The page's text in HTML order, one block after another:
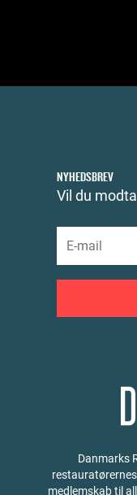
NYHEDSBREV
Vil du
Danmarks
medlemskab til